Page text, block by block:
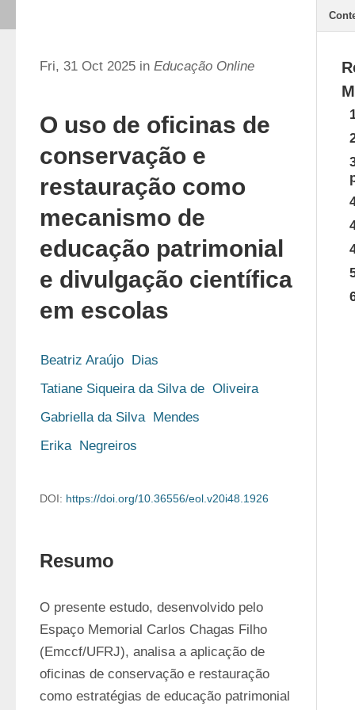
Fri, 31 Oct 2025 in Educação Online
O uso de oficinas de
conservação e
restauração como
mecanismo de
educação patrimonial
e divulgação científica
em escolas
Beatriz Araújo  Dias
Tatiane Siqueira da Silva de  Oliveira
Gabriella da Silva  Mendes
Erika  Negreiros
DOI: https://doi.org/10.36556/eol.v20i48.1926
Resumo
O presente estudo, desenvolvido pelo
Espaço Memorial Carlos Chagas Filho
(Emccf/UFRJ), analisa a aplicação de
oficinas de conservação e restauração
como estratégias de educação patrimonial